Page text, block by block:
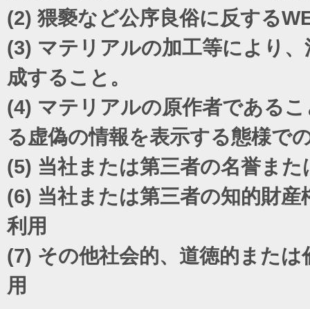
(2) 猥褻など公序良俗に反する
(3) マテリアルの加工等により
成すること。
(4) マテリアルの原作者である
る虚偽の情報を表示する態様で
(5) 当社または第三者の名誉ま
(6) 当社または第三者の知的財
利用
(7) その他社会的、道徳的また
用